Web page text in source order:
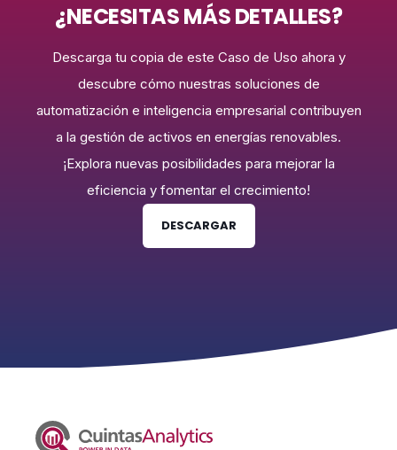
¿NECESITAS MÁS DETALLES?
Descarga tu copia de este Caso de Uso ahora y
descubre cómo nuestras soluciones de
automatización e inteligencia empresarial contribuyen
a la gestión de activos en energías renovables.
¡Explora nuevas posibilidades para mejorar la
eficiencia y fomentar el crecimiento!
DESCARGAR